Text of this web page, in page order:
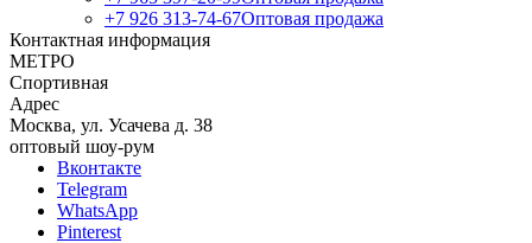
+7 926 313-74-67Оптовая продажа
Контактная информация
МЕТРО
Спортивная
Адрес
Москва, ул. Усачева д. 38
оптовый шоу-рум
Вконтакте
Telegram
WhatsApp
Pinterest